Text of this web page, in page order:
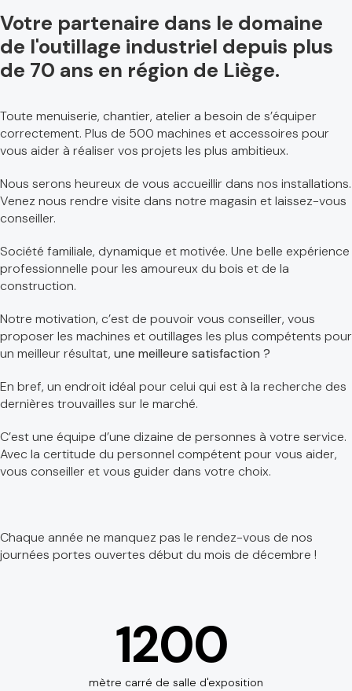
Votre partenaire dans le domaine
de l'outillage industriel depuis plus
de 70 ans en région de Liège.
Toute menuiserie, chantier, atelier a besoin de s’équiper
correctement. Plus de 500 machines et accessoires pour
vous aider à réaliser vos projets les plus ambitieux.
Nous serons heureux de vous accueillir dans nos installations.
Venez nous rendre visite dans notre magasin et laissez-vous
conseiller.
Société familiale, dynamique et motivée. Une belle expérience
professionnelle pour les amoureux du bois et de la
construction.
Notre motivation, c’est de pouvoir vous conseiller, vous
proposer les machines et outillages les plus compétents pour
un meilleur résultat, une meilleure satisfaction ?
En bref, un endroit idéal pour celui qui est à la recherche des
dernières trouvailles sur le marché.
C’est une équipe d’une dizaine de personnes à votre service.
Avec la certitude du personnel compétent pour vous aider,
vous conseiller et vous guider dans votre choix.
Chaque année ne manquez pas le rendez-vous de nos
journées portes ouvertes début du mois de décembre !
1200
mètre carré de salle d'exposition